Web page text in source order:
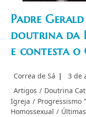
Padre
doutrina da
e contesta
Autor
post:
Correa de Sá
Post
3 de
Categoria
do
post:
Artigos / Doutrina
Igreja / Progressismo
Homossexual /